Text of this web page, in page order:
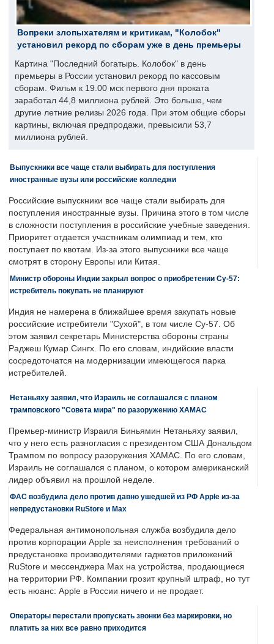
Вопреки злопыхателям и критикам, "Колобок"
установил рекорд по сборам уже в день премьеры
Картина "Последний богатырь. Колобок" в день
премьеры в России установил рекорд по кассовым
сборам. Фильм к 19.00 мск первого дня проката
заработал 44,8 миллиона рублей. Это больше, чем
другие летние релизы 2026 года. При этом общие сборы
картины, включая предпродажи, превысили 53,7
миллиона рублей.
Выпускники все чаще стали выбирать для поступления
иностранные вузы или российские колледжи
Российские выпускники все чаще стали выбирать для
поступления иностранные вузы. Причина этого в том числе
в сложности поступления в российские учебные заведения.
Приоритет отдается участникам олимпиад и тем, кто
поступает по квотам. Из-за этого выпускники все чаще
смотрят в сторону Европы или Китая.
Министр обороны Индии закрыл вопрос о приобретении Су-57:
истребитель покупать не планируют
Индия не намерена в ближайшее время закупать новые
российские истребители "Сухой", в том числе Су-57. Об
этом заявил секретарь Министерства обороны страны
Раджеш Кумар Сингх. По его словам, индийские власти
сосредоточатся на модернизации имеющегося парка
истребителей.
Нетаньяху заявил, что Израиль не соглашался с планом
трамповского "Совета мира" по разоружению ХАМАС
Премьер-министр Израиля Биньямин Нетаньяху заявил,
что у него есть разногласия с президентом США Дональдом
Трампом по вопросу разоружения ХАМАС. По его словам,
Израиль не соглашался с планом, о котором американский
лидер объявил на прошлой неделе.
ФАС возбудила дело против давно ушедшей из РФ Apple из-за
непредустановки RuStore и Max
Федеральная антимонопольная служба возбудила дело
против корпорации Apple за неисполнения требований о
предустановке производителями гаджетов приложений
RuStore и мессенджера Max на устройства, продающиеся
на территории РФ. Компании грозит крупный штраф, но тут
есть нюанс: Apple в России ничего и не продает.
Операторы перестали пропускать звонки без маркировки, но
платить за них все равно приходится